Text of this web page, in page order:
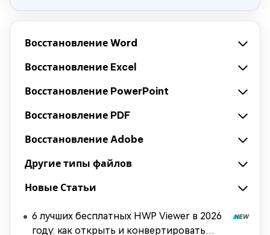
Восстановление Word
Восстановление Excel
Восстановление PowerPoint
Восстановление PDF
Восстановление Adobe
Другие типы файлов
Новые Статьи
6 лучших бесплатных HWP Viewer в 2026
году: как открыть и конвертировать